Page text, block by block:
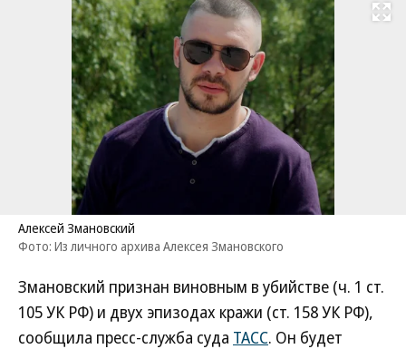
Развернуть
Алексей Змановский
Фото: Из личного архива Алексея Змановского
Змановский признан виновным в убийстве (ч. 1 ст.
105 УК РФ) и двух эпизодах кражи (ст. 158 УК РФ),
сообщила пресс-служба суда ТАСС. Он будет